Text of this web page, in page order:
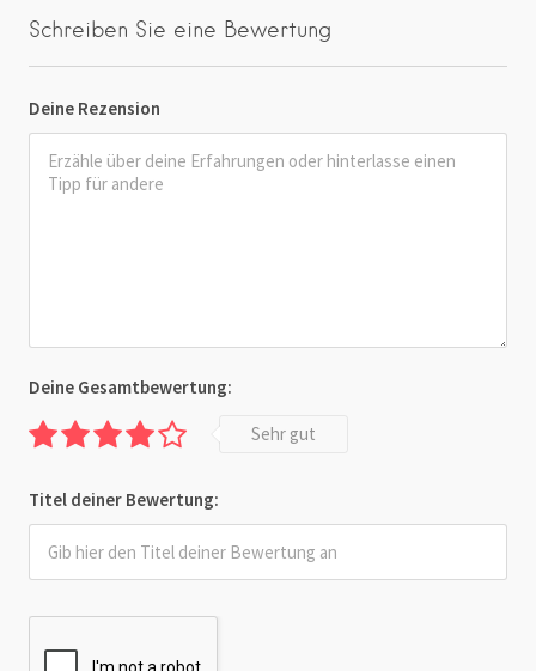
Schreiben Sie eine Bewertung
Deine Rezension
Deine Gesamtbewertung:
Sehr gut
Titel deiner Bewertung: